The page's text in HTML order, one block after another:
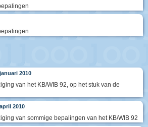
2010
van het KB/WIB 92, op het stuk van de
2010
van sommige bepalingen van het KB/WIB 92